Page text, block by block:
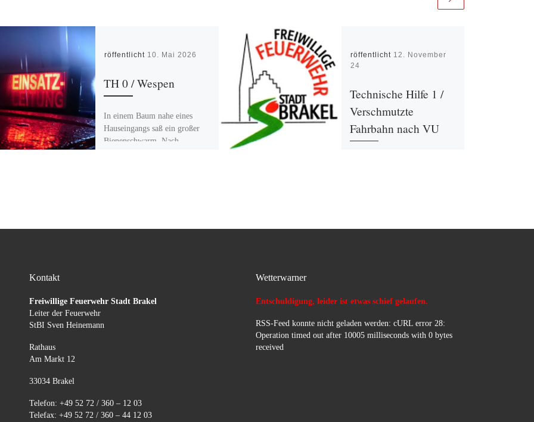
Veröffentlicht 10. Mai 2026
TH 0 / Wespen
In einem Baum nahe eines
Hauseingangs saß ein großer
Bienenschwarm. Nach
Veröffentlicht 12. November
2024
Technische Hilfe 1 /
Verschmutzte
Fahrbahn nach VU
Kontakt
Freiwillige Feuerwehr Stadt Brakel
Leiter der Feuerwehr
StBI Sven Heinemann
Rathaus
Am Markt 12
33034 Brakel
Telefon: +49 52 72 / 360 – 12 03
Telefax: +49 52 72 / 360 – 44 12 03
Wetterwarner
Entschuldigung, leider ist etwas schief gelaufen.
RSS-Feed konnte nicht geladen werden: cURL error 28:
Operation timed out after 10005 milliseconds with 0 bytes
received